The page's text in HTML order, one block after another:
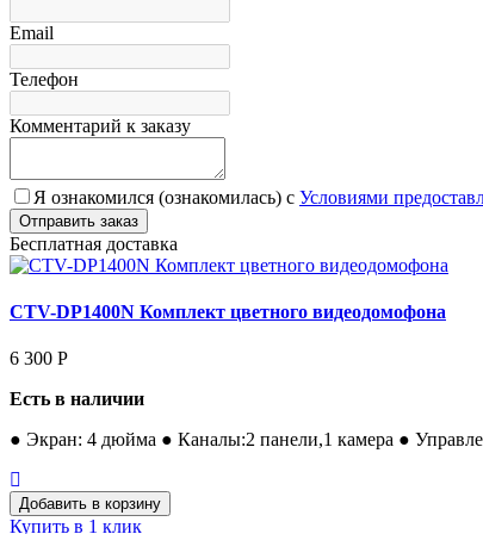
Email
Телефон
Комментарий к заказу
Я ознакомился (ознакомилась) с Условиями
Бесплатная доставка
CTV-DP1400N Комплект цветного видеодомофона
6 300 Р
Есть в наличии
● Экран: 4 дюйма ● Каналы:2 панели,1 камера ●
Купить в 1 клик